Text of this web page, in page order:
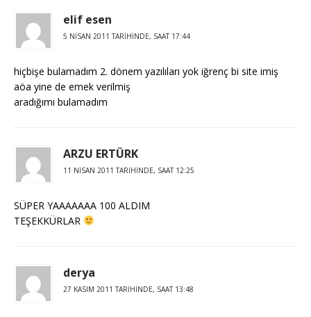
elif esen
5 NISAN 2011 TARIHINDE, SAAT 17:44
hiçbişe bulamadım 2. dönem yazılıları yok iğrenç bi site imiş
aöa yine de emek verilmiş
aradığımı bulamadım
ARZU ERTÜRK
11 NISAN 2011 TARIHINDE, SAAT 12:25
SÜPER YAAAAAAA 100 ALDIM
TEŞEKKÜRLAR
derya
27 KASIM 2011 TARIHINDE, SAAT 13:48